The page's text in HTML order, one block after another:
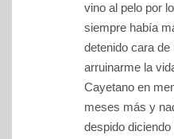
vino al pelo por
siempre había
detenido cara
arruinarme la
Cayetano en
meses más y
despido